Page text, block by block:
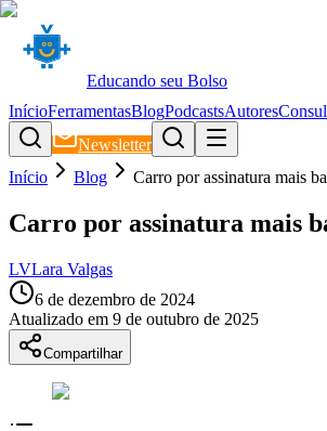
Educando seu Bolso
InícioFerramentasBlogPodcastsAutores
Newsletter
Início
Blog Carro por assinatura mais
Carro por assinatura mais
LVLara Valgas
6 de dezembro de 2024
Atualizado em 9 de outubro de 2025
Compartilhar